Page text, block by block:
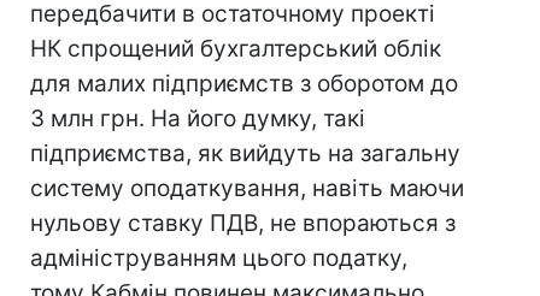
передбачити в остаточному проекті
НК спрощений бухгалтерський облік
для малих підприємств з оборотом до
3 млн грн. На його думку, такі
підприємства, як вийдуть на загальну
систему оподаткування, навіть маючи
нульову ставку ПДВ, не впораються з
адмініструванням цього податку,